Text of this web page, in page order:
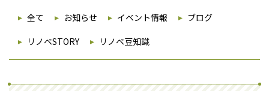
全て お知らせ イベント情報
ブログ
リノベSTORY
リノベ豆知識